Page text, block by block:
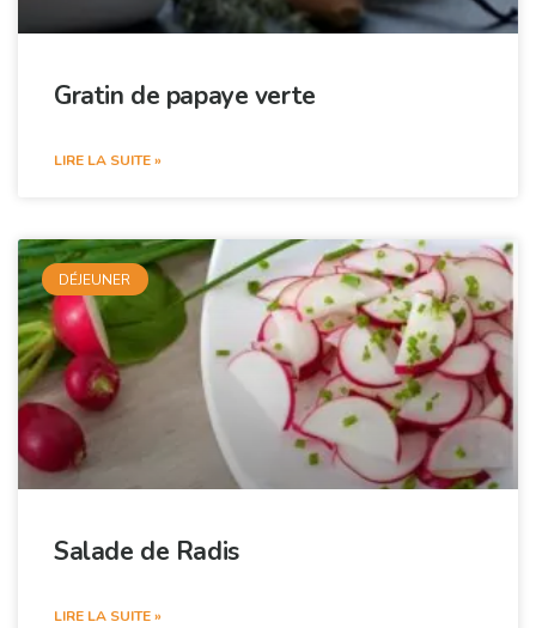
Gratin de papaye verte
LIRE LA SUITE »
DÉJEUNER
Salade de Radis
LIRE LA SUITE »